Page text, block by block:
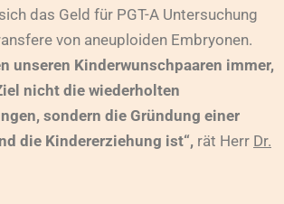
das Geld für PGT-A Untersuchung
von aneuploiden Embryonen.
unseren Kinderwunschpaaren immer,
nicht die wiederholten
sondern die Gründung einer
die Kindererziehung ist“, rät Herr Dr.